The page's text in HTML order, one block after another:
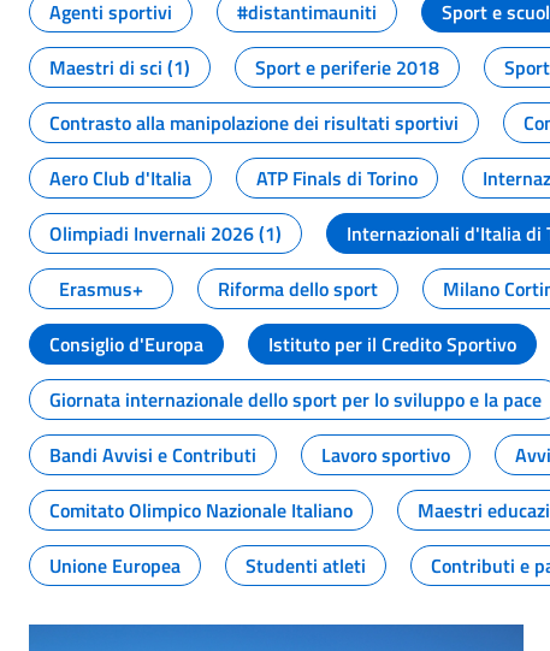
Agenti sportivi
#distantimauniti Sport e
Maestri di sci (1)
Sport e periferie 2018
Contrasto alla manipolazione dei risultati sportivi
Aero Club d'Italia
ATP Finals di Torino
Olimpiadi Invernali 2026 (1)
Internazionali d'Italia di
Erasmus+
Riforma dello sport Milano
Consiglio d'Europa
Istituto per il Credito Sportivo
Giornata internazionale dello sport per lo sviluppo e la pace
Bandi Avvisi e Contributi
Lavoro sportivo
Comitato Olimpico Nazionale Italiano
Maestri
Unione Europea
Studenti atleti Contributi e